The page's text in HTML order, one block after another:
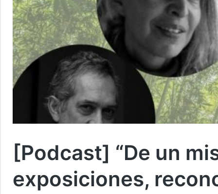
[Podcast] “De un
exposiciones,